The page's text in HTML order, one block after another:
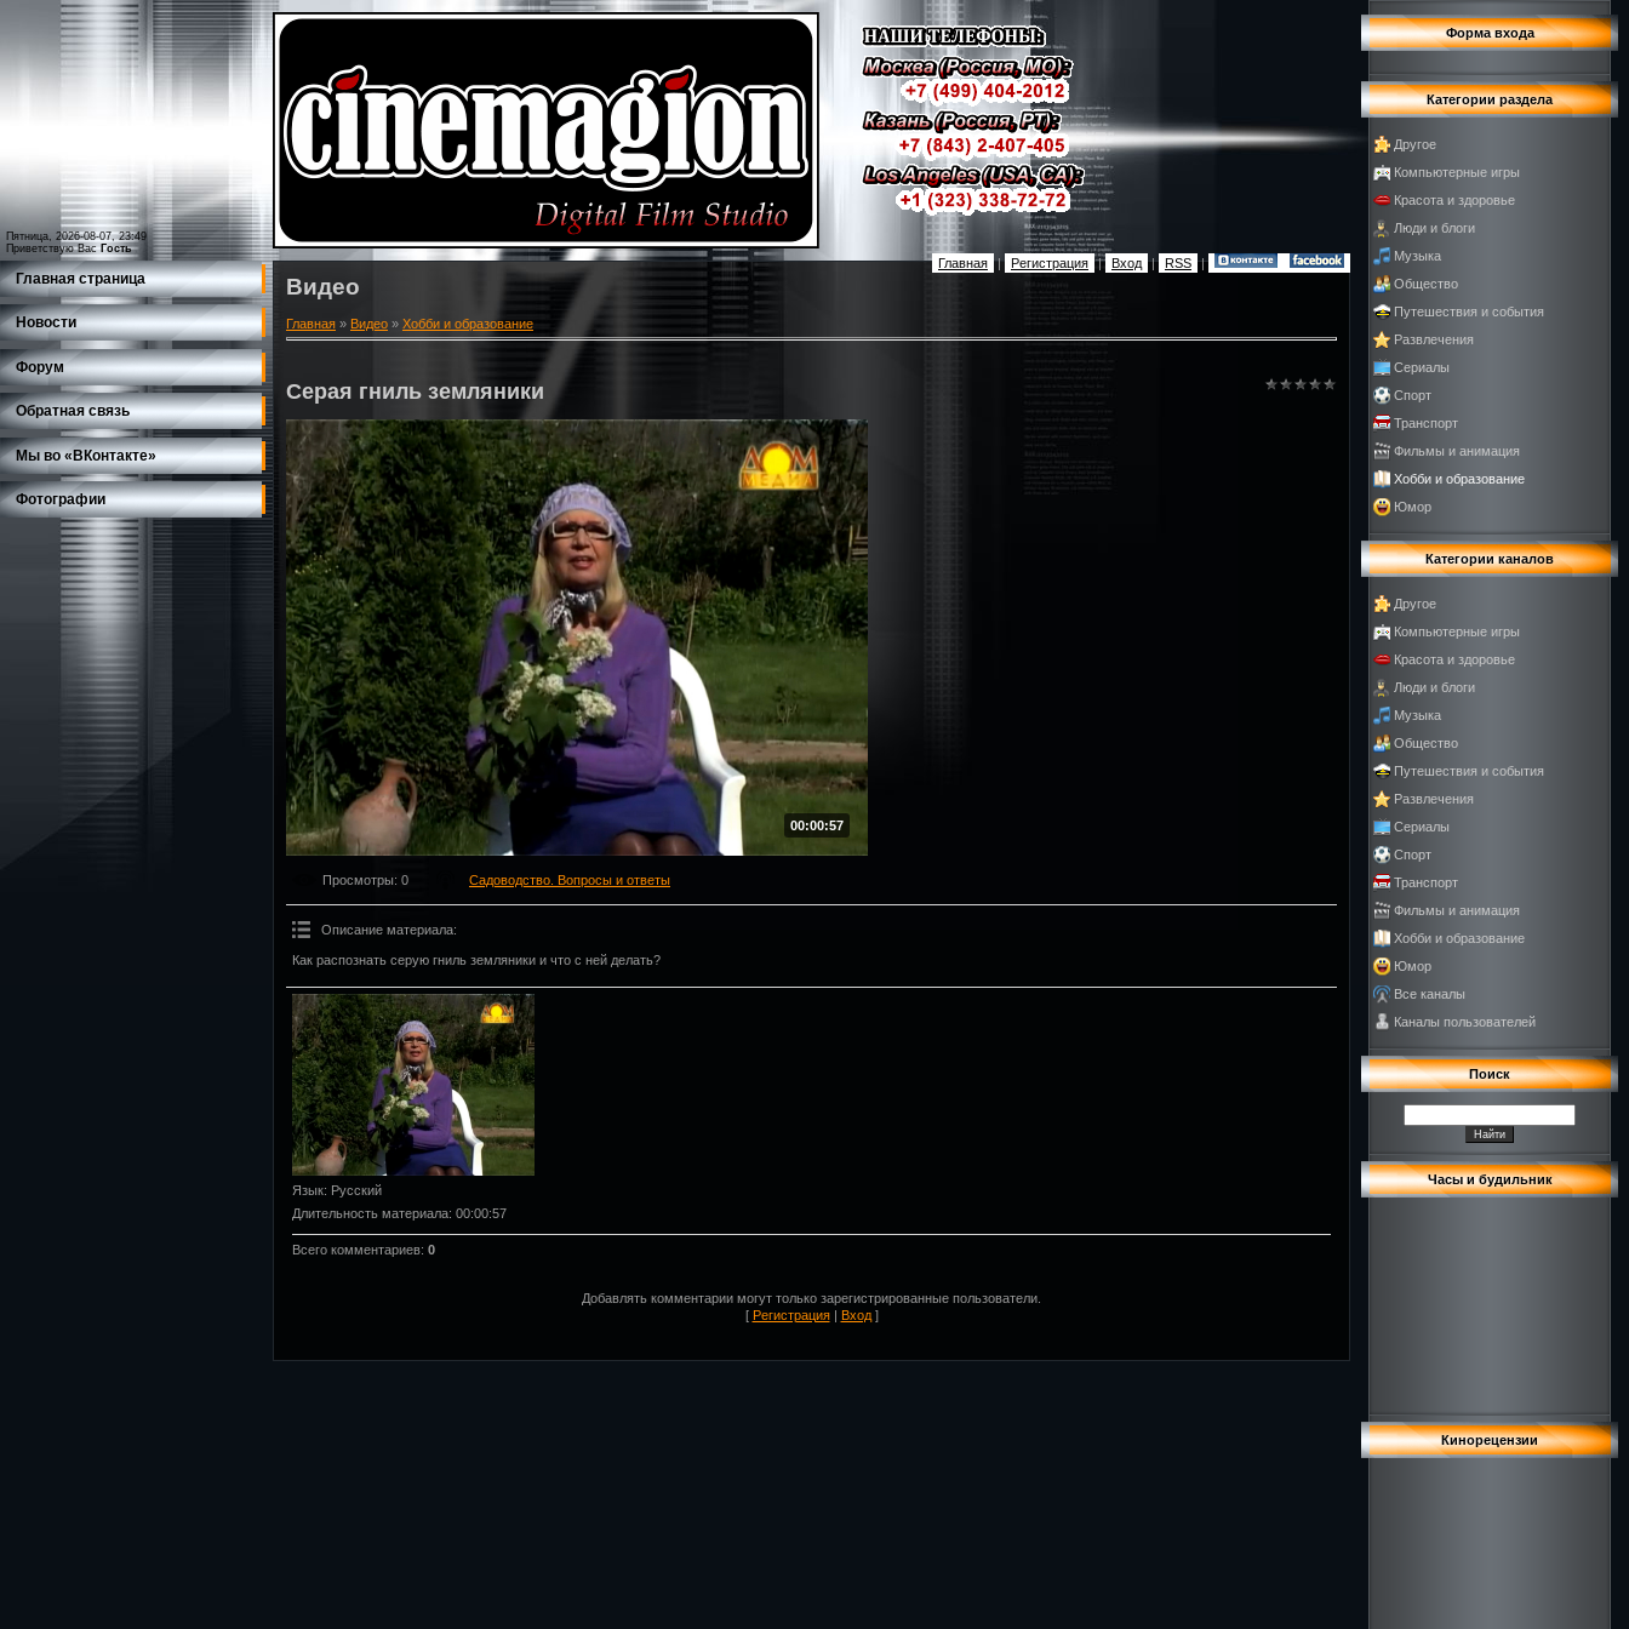
Пятница, 2026-08-07, 23:49
Приветствую Вас Гость
Главная | Регистрация | Вход | RSS |
Главная страница
Новости
Форум
Обратная связь
Мы во «ВКонтакте»
Фотографии
Видео
Главная » Видео » Хобби и образование
Серая гниль земляники
00:00:57
Просмотры: 0 Садоводство. Вопросы и ответы
Описание материала:
Как распознать серую гниль земляники и что с ней делать?
Язык: Русский
Длительность материала: 00:00:57
Всего комментариев: 0
Добавлять комментарии могут только зарегистрированные пользователи.
[ Регистрация| Вход]
Форма входа
Категории раздела
Другое
Компьютерные игры
Красота и здоровье
Люди и блоги
Музыка
Общество
Путешествия и события
Развлечения
Сериалы
Спорт
Транспорт
Фильмы и анимация
Хобби и образование
Юмор
Категории каналов
Другое
Компьютерные игры
Красота и здоровье
Люди и блоги
Музыка
Общество
Путешествия и события
Развлечения
Сериалы
Спорт
Транспорт
Фильмы и анимация
Хобби и образование
Юмор
Все каналы
Каналы пользователей
Поиск
Часы и будильник
Кинорецензии